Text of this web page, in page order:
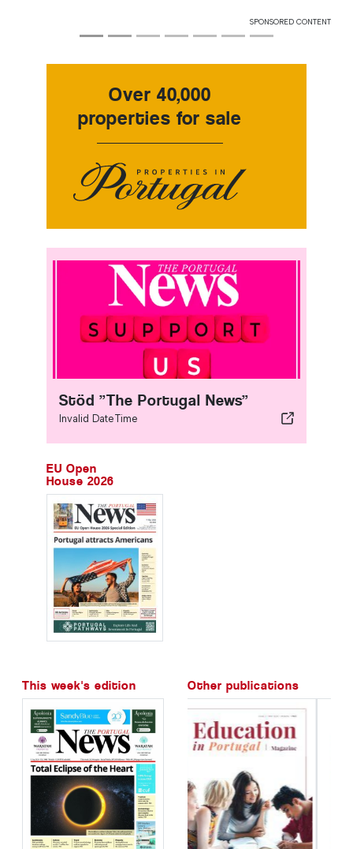
SPONSORED CONTENT
Over 40,000
properties for sale
Stöd ”The Portugal News”
Invalid DateTime
EU Open
House 2026
This week's edition Other publications